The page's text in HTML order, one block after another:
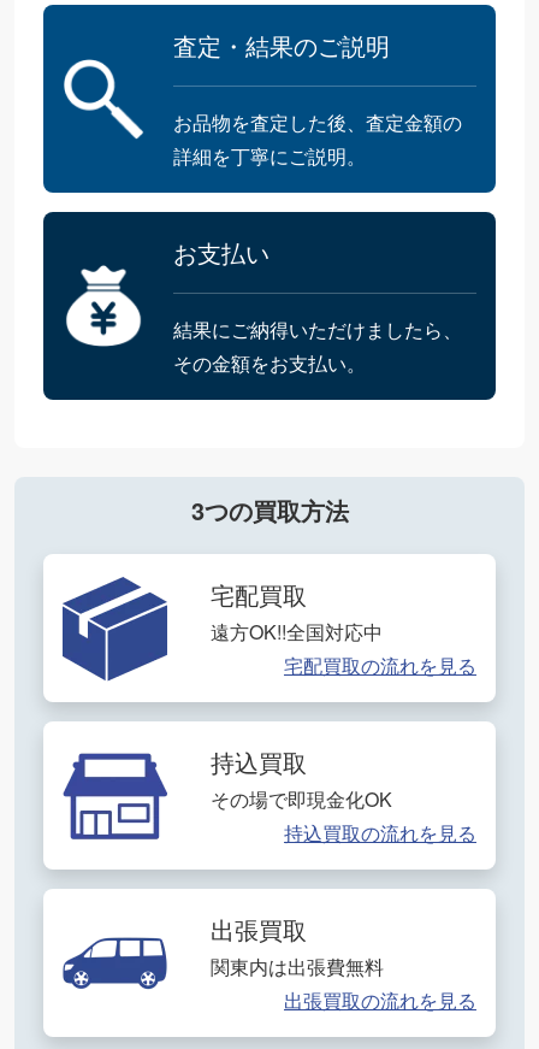
査定・結果のご説明
お品物を査定した後、査定金額の
詳細を丁寧にご説明。
お支払い
結果にご納得いただけましたら、
その金額をお支払い。
3つの買取方法
宅配買取
遠方OK!!全国対応中
宅配買取の流れを見る
持込買取
その場で即現金化OK
持込買取の流れを見る
出張買取
関東内は出張費無料
出張買取の流れを見る